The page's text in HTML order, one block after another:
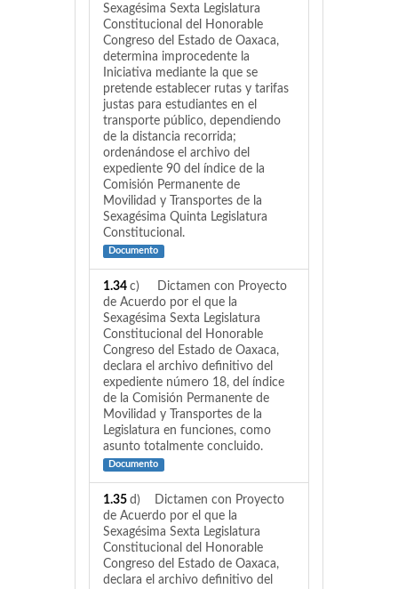
Sexagésima Sexta Legislatura
Constitucional del Honorable
Congreso del Estado de Oaxaca,
determina improcedente la
Iniciativa mediante la que se
pretende establecer rutas y tarifas
justas para estudiantes en el
transporte público, dependiendo
de la distancia recorrida;
ordenándose el archivo del
expediente 90 del índice de la
Comisión Permanente de
Movilidad y Transportes de la
Sexagésima Quinta Legislatura
Constitucional.
Documento
1.34 c) Dictamen con Proyecto
de Acuerdo por el que la
Sexagésima Sexta Legislatura
Constitucional del Honorable
Congreso del Estado de Oaxaca,
declara el archivo definitivo del
expediente número 18, del índice
de la Comisión Permanente de
Movilidad y Transportes de la
Legislatura en funciones, como
asunto totalmente concluido.
Documento
1.35 d) Dictamen con Proyecto
de Acuerdo por el que la
Sexagésima Sexta Legislatura
Constitucional del Honorable
Congreso del Estado de Oaxaca,
declara el archivo definitivo del